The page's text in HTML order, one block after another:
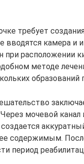
требует
вводятся камера и
при расположении
методе
образований
мочевой
содержимым.
период